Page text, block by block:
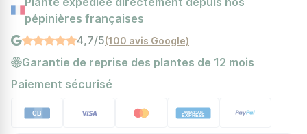
pépinières françaises
4,7/5(100 avis Google)
Garantie de reprise des plantes de 12 mois
Paiement sécurisé